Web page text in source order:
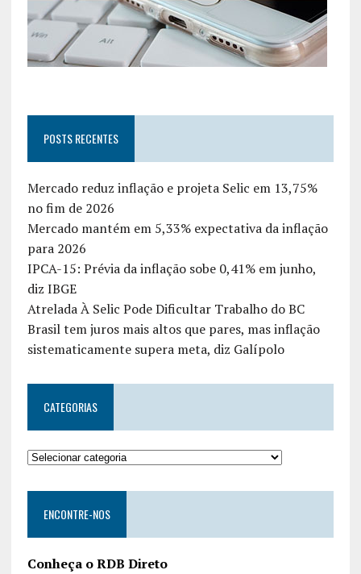
POSTS RECENTES
Mercado reduz inflação e projeta Selic em 13,75%
no fim de 2026
Mercado mantém em 5,33% expectativa da inflação
para 2026
IPCA-15: Prévia da inflação sobe 0,41% em junho,
diz IBGE
Atrelada À Selic Pode Dificultar Trabalho do BC
Brasil tem juros mais altos que pares, mas inflação
sistematicamente supera meta, diz Galípolo
CATEGORIAS
ENCONTRE-NOS
Conheça o RDB Direto